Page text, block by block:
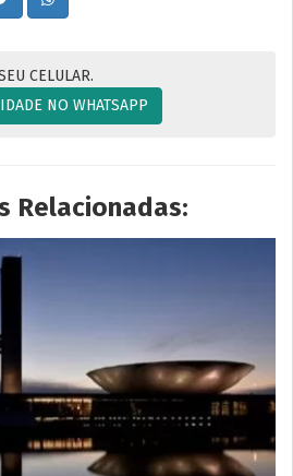
CELULAR.
NO WHATSAPP
Relacionadas: